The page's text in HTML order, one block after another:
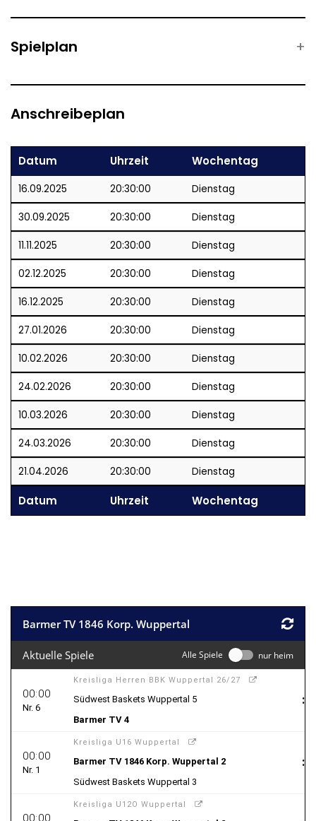
Spielplan
Anschreibeplan
Datum Uhrzeit Wochentag
16.09.2025 20:30:00 Dienstag
30.09.2025 20:30:00 Dienstag
11.11.2025 20:30:00 Dienstag
02.12.2025 20:30:00 Dienstag
16.12.2025 20:30:00 Dienstag
27.01.2026 20:30:00 Dienstag
10.02.2026 20:30:00 Dienstag
24.02.2026 20:30:00 Dienstag
10.03.2026 20:30:00 Dienstag
24.03.2026 20:30:00 Dienstag
21.04.2026 20:30:00 Dienstag
Datum Uhrzeit Wochentag